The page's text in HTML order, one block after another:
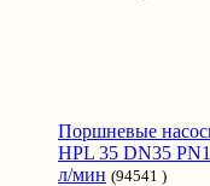
Поршневые
HPL 35 DN35
л/мин (94541 )